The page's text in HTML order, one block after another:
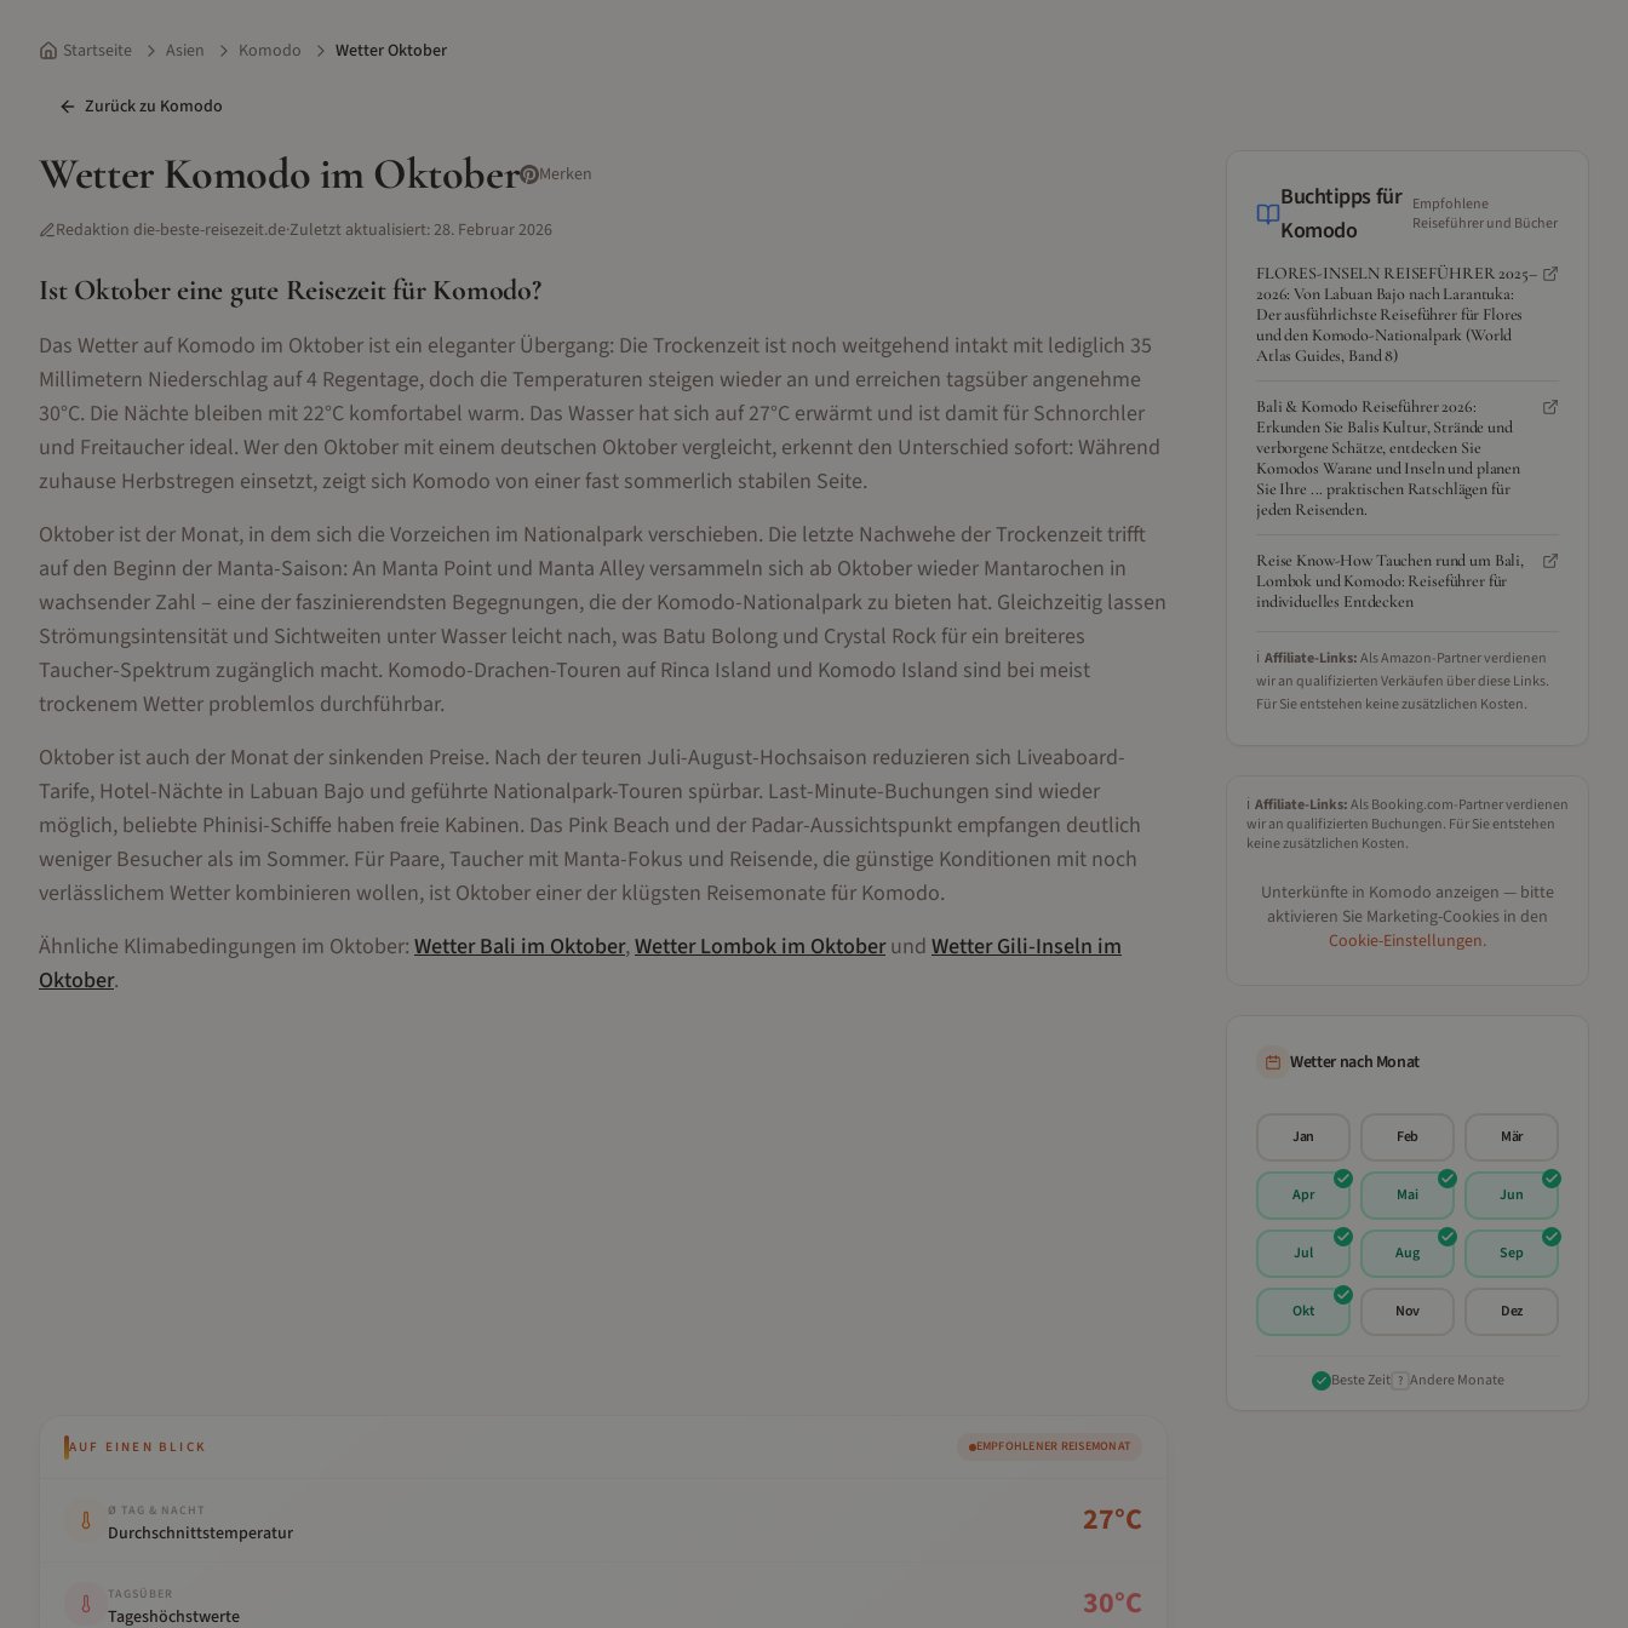
Startseite Asien Komodo Wetter Oktober
Zurück zu Komodo
Wetter Komodo im Oktober Merken
Redaktion die-beste-reisezeit.de·Zuletzt aktualisiert:28. Februar 2026
Ist Oktobereine gute Reisezeit für Komodo?
Das Wetter auf Komodo im Oktober ist ein eleganter Übergang: Die Trockenzeit ist noch weitgehend intakt mit lediglich 35
Millimetern Niederschlag auf 4 Regentage, doch die Temperaturen steigen wieder an und erreichen tagsüber angenehme
30°C. Die Nächte bleiben mit 22°C komfortabel warm. Das Wasser hat sich auf 27°C erwärmt und ist damit für Schnorchler
und Freitaucher ideal. Wer den Oktober mit einem deutschen Oktober vergleicht, erkennt den Unterschied sofort: Während
zuhause Herbstregen einsetzt, zeigt sich Komodo von einer fast sommerlich stabilen Seite.
Oktober ist der Monat, in dem sich die Vorzeichen im Nationalpark verschieben. Die letzte Nachwehe der Trockenzeit trifft
auf den Beginn der Manta-Saison: An Manta Point und Manta Alley versammeln sich ab Oktober wieder Mantarochen in
wachsender Zahl – eine der faszinierendsten Begegnungen, die der Komodo-Nationalpark zu bieten hat. Gleichzeitig lassen
Strömungsintensität und Sichtweiten unter Wasser leicht nach, was Batu Bolong und Crystal Rock für ein breiteres
Taucher-Spektrum zugänglich macht. Komodo-Drachen-Touren auf Rinca Island und Komodo Island sind bei meist
trockenem Wetter problemlos durchführbar.
Oktober ist auch der Monat der sinkenden Preise. Nach der teuren Juli-August-Hochsaison reduzieren sich Liveaboard-
Tarife, Hotel-Nächte in Labuan Bajo und geführte Nationalpark-Touren spürbar. Last-Minute-Buchungen sind wieder
möglich, beliebte Phinisi-Schiffe haben freie Kabinen. Das Pink Beach und der Padar-Aussichtspunkt empfangen deutlich
weniger Besucher als im Sommer. Für Paare, Taucher mit Manta-Fokus und Reisende, die günstige Konditionen mit noch
verlässlichem Wetter kombinieren wollen, ist Oktober einer der klügsten Reisemonate für Komodo.
Ähnliche Klimabedingungen im Oktober: WetterBaliimOktober,WetterLombokimOktoberund WetterGili-Inselnim
Oktober.
AUF EINEN BLICK EMPFOHLENER REISEMONAT
Ø TAG & NACHT
Durchschnittstemperatur 27°C
TAGSÜBER
Tageshöchstwerte 30°C
Buchtipps für
Komodo
Empfohlene
Reiseführer und Bücher
FLORES-INSELN REISEFÜHRER 2025–
2026: Von Labuan Bajo nach Larantuka:
Der ausführlichste Reiseführer für Flores
und den Komodo-Nationalpark (World
Atlas Guides, Band 8)
Bali & Komodo Reiseführer 2026:
Erkunden Sie Balis Kultur, Strände und
verborgene Schätze, entdecken Sie
Komodos Warane und Inseln und planen
Sie Ihre ... praktischen Ratschlägen für
jeden Reisenden.
Reise Know-How Tauchen rund um Bali,
Lombok und Komodo: Reiseführer für
individuelles Entdecken
ℹ️ Affiliate-Links:Als Amazon-Partner verdienen
wir an qualifizierten Verkäufen über diese Links.
Für Sie entstehen keine zusätzlichen Kosten.
ℹ️ Affiliate-Links:Als Booking.com-Partner verdienen
wir an qualifizierten Buchungen. Für Sie entstehen
keine zusätzlichen Kosten.
Unterkünfte in Komodo anzeigen — bitte
aktivieren Sie Marketing-Cookies in den
Cookie-Einstellungen.
Wetter nach Monat
Jan Feb Mär
Apr Mai Jun
Jul Aug Sep
Okt Nov Dez
Beste Zeit ? Andere Monate